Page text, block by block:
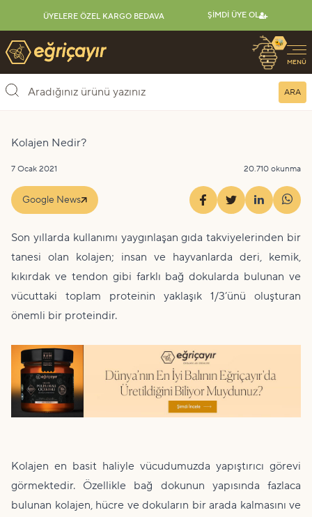
ÜYELERE ÖZEL KARGO BEDAVA ŞIMDI ÜYE OL
Eğriçayır Organik Arı Ürünleri 🐝
MENÜ
ARA
Kolajen Nedir?
7 Ocak 2021 20.710 okunma
Google News
Son yıllarda kullanımı yaygınlaşan gıda takviyelerinden bir
tanesi olan kolajen; insan ve hayvanlarda deri, kemik,
kıkırdak ve tendon gibi farklı bağ dokularda bulunan ve
vücuttaki toplam proteinin yaklaşık 1/3’ünü oluşturan
önemli bir proteindir.
Kolajen en basit haliyle vücudumuzda yapıştırıcı görevi
görmektedir. Özellikle bağ dokunun yapısında fazlaca
bulunan kolajen, hücre ve dokuların bir arada kalmasını ve